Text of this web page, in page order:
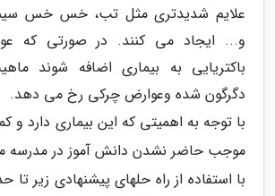
علایم شدیدتری مثل تب، خس خس
و... ایجاد می کنند. در صورتی که
باکتریایی به بیماری اضافه شوند
دگرگون شده وعوارض چرکی رخ می دهد.
با توجه به اهمیتی که این بیماری دارد و
موجب حاضر نشدن دانش آموز در مدرسه
با استفاده از راه حلهای پیشنهادی زیر تا